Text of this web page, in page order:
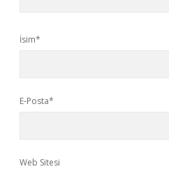
İsim*
E-Posta*
Web Sitesi